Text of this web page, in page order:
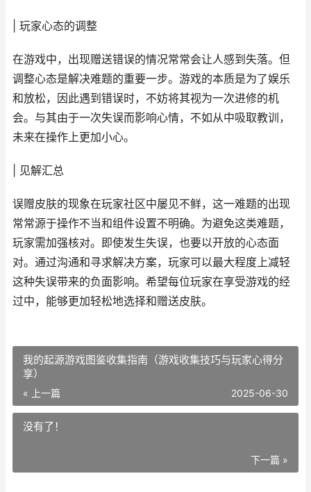
| 玩家心态的调整
在游戏中，出现赠送错误的情况常常会让人感到失落。但
调整心态是解决难题的重要一步。游戏的本质是为了娱乐
和放松，因此遇到错误时，不妨将其视为一次进修的机
会。与其由于一次失误而影响心情，不如从中吸取教训，
未来在操作上更加小心。
| 见解汇总
误赠皮肤的现象在玩家社区中屡见不鲜，这一难题的出现
常常源于操作不当和组件设置不明确。为避免这类难题，
玩家需加强核对。即使发生失误，也要以开放的心态面
对。通过沟通和寻求解决方案，玩家可以最大程度上减轻
这种失误带来的负面影响。希望每位玩家在享受游戏的经
过中，能够更加轻松地选择和赠送皮肤。
我的起源游戏图鉴收集指南（游戏收集技巧与玩家心得分
享）
« 上一篇 2025-06-30
没有了！
下一篇 »